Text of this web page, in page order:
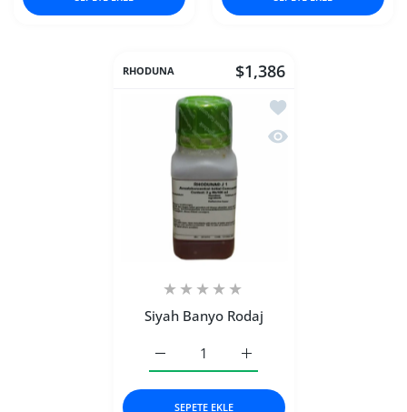
RHODUNA $1,386
İstek listesine ekle
Hızlı Görünüm Siyah
Siyah Banyo Rodaj
Siyah Banyo Rodaj
Siyah Banyo Rodaj Default Title için
SEPETE EKLE